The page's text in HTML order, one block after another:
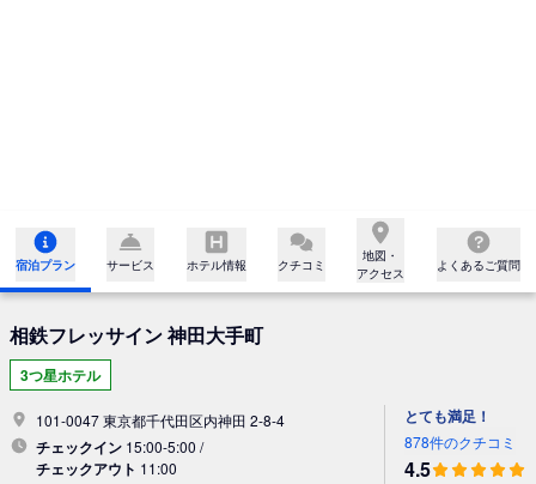
宿泊プラン サービス ホテル情報 クチコミ
地図・
アクセス
よくあるご質問
相鉄フレッサイン 神田大手町
3つ星ホテル
101-0047 東京都千代田区内神田 2-8-4
チェックイン 15:00-5:00 /
チェックアウト 11:00
とても満足！
878件のクチコミ
4.5